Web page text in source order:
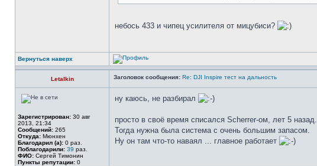
небось 433 и чипец усилителя от мицубиси?
Вернуться наверх
Letalkin Заголовок сообщения: Re: DJI Inspire тест на дальность
Зарегистрирован: 30 авг
2013, 21:34
Сообщений: 265
Откуда: Мюнхен
Благодарил (а): 0 раз.
Поблагодарили: 39 раз.
ФИО: Сергей Тимонин
Пункты репутации: 0
ну каюсь, не разбирал
просто в своё время списался Scherrer-ом, лет 5 назад.
Тогда нужна была система с очень большим запасом.
Ну он там что-то наваял ... главное работает